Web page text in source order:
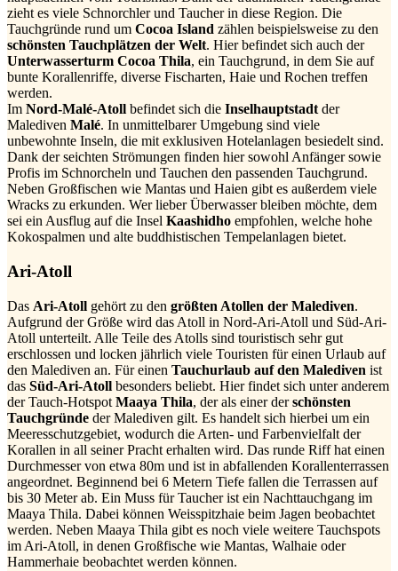
zieht es viele Schnorchler und Taucher in diese Region. Die
Tauchgründe rund um Cocoa Island zählen beispielsweise zu den
schönsten Tauchplätzen der Welt. Hier befindet sich auch der
Unterwasserturm Cocoa Thila, ein Tauchgrund, in dem Sie auf
bunte Korallenriffe, diverse Fischarten, Haie und Rochen treffen
werden.
Im Nord-Malé-Atoll befindet sich die Inselhauptstadtder
Malediven Malé. In unmittelbarer Umgebung sind viele
unbewohnte Inseln, die mit exklusiven Hotelanlagen besiedelt sind.
Dank der seichten Strömungen finden hier sowohl Anfänger sowie
Profis im Schnorcheln und Tauchen den passenden Tauchgrund.
Neben Großfischen wie Mantas und Haien gibt es außerdem viele
Wracks zu erkunden. Wer lieber Überwasser bleiben möchte, dem
sei ein Ausflug auf die Insel Kaashidho empfohlen, welche hohe
Kokospalmen und alte buddhistischen Tempelanlagen bietet.
Ari-Atoll
Das Ari-Atoll gehört zu den größten Atollen der Malediven.
Aufgrund der Größe wird das Atoll in Nord-Ari-Atoll und Süd-Ari-
Atoll unterteilt. Alle Teile des Atolls sind touristisch sehr gut
erschlossen und locken jährlich viele Touristen für einen Urlaub auf
den Malediven an. Für einen Tauchurlaub auf den Malediven ist
das Süd-Ari-Atoll besonders beliebt. Hier findet sich unter anderem
der Tauch-Hotspot Maaya Thila, der als einer derschönsten
Tauchgründe der Malediven gilt. Es handelt sich hierbei um ein
Meeresschutzgebiet, wodurch die Arten- und Farbenvielfalt der
Korallen in all seiner Pracht erhalten wird. Das runde Riff hat einen
Durchmesser von etwa 80m und ist in abfallenden Korallenterrassen
angeordnet. Beginnend bei 6 Metern Tiefe fallen die Terrassen auf
bis 30 Meter ab. Ein Muss für Taucher ist ein Nachttauchgang im
Maaya Thila. Dabei können Weisspitzhaie beim Jagen beobachtet
werden. Neben Maaya Thila gibt es noch viele weitere Tauchspots
im Ari-Atoll, in denen Großfische wie Mantas, Walhaie oder
Hammerhaie beobachtet werden können.